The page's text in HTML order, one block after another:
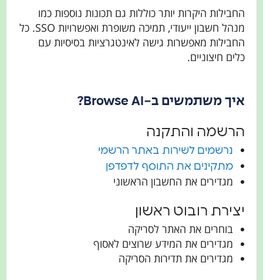
החבילות היקרות יותר כוללות גם תכונות נוספות כמו
מנהל חשבון ייעודי, תמיכה משופרת ואפשרויות SSO. כל
החבילות מאפשרות גישה לאינטגרציות בסיסיות עם
כלים חיצוניים.
איך משתמשים ב-Browse AI?
הרשמה והתקנה
נרשמים לשירות באתר הרשמי
מתקינים את התוסף לדפדפן
מגדירים את החשבון הראשוני
יצירת רובוט ראשון
בוחרים את האתר לסריקה
מגדירים את המידע שרוצים לאסוף
מגדירים את תדירות הסריקה